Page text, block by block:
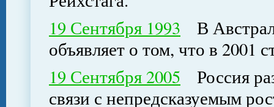
19 Сентября 1993 В
объявляет о том, что в 2001
19 Сентября 2005 Россия
связи с непредсказуемым